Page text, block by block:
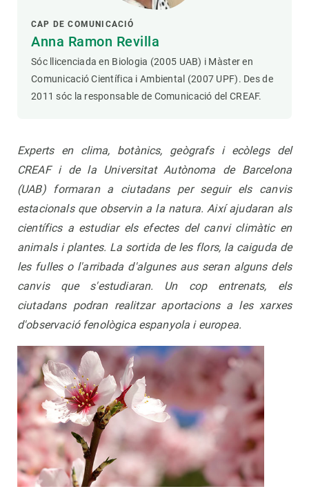
CAP DE COMUNICACIÓ
Anna Ramon Revilla
Sóc llicenciada en Biologia (2005 UAB) i Màster en
Comunicació Científica i Ambiental (2007 UPF). Des de
2011 sóc la responsable de Comunicació del CREAF.
Experts en clima, botànics, geògrafs i ecòlegs del
CREAF i de la Universitat Autònoma de Barcelona
(UAB) formaran a ciutadans per seguir els canvis
estacionals que observin a la natura. Així ajudaran als
científics a estudiar els efectes del canvi climàtic en
animals i plantes. La sortida de les flors, la caiguda de
les fulles o l'arribada d'algunes aus seran alguns dels
canvis que s'estudiaran. Un cop entrenats, els
ciutadans podran realitzar aportacions a les xarxes
d'observació fenològica espanyola i europea.